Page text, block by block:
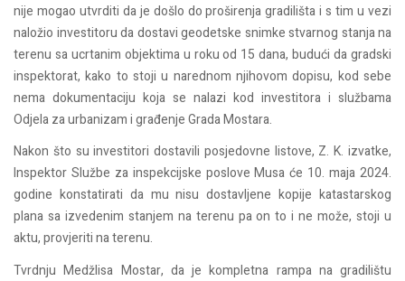
nije mogao utvrditi da je došlo do proširenja gradilišta i s tim u vezi
naložio investitoru da dostavi geodetske snimke stvarnog stanja na
terenu sa ucrtanim objektima u roku od 15 dana, budući da gradski
inspektorat, kako to stoji u narednom njihovom dopisu, kod sebe
nema dokumentaciju koja se nalazi kod investitora i službama
Odjela za urbanizam i građenje Grada Mostara.
Nakon što su investitori dostavili posjedovne listove, Z. K. izvatke,
Inspektor Službe za inspekcijske poslove Musa će 10. maja 2024.
godine konstatirati da mu nisu dostavljene kopije katastarskog
plana sa izvedenim stanjem na terenu pa on to i ne može, stoji u
aktu, provjeriti na terenu.
Tvrdnju Medžlisa Mostar, da je kompletna rampa na gradilištu